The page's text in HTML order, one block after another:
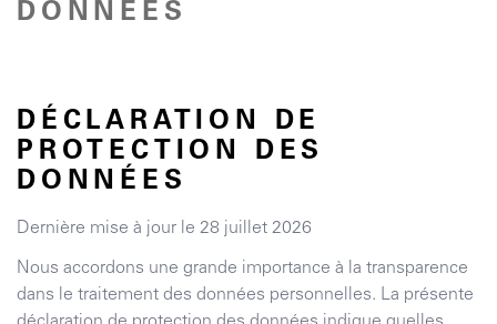
DONNÉES
DÉCLARATION DE
PROTECTION DES
DONNÉES
Dernière mise à jour le 28 juillet 2026
Nous accordons une grande importance à la transparence
dans le traitement des données personnelles. La présente